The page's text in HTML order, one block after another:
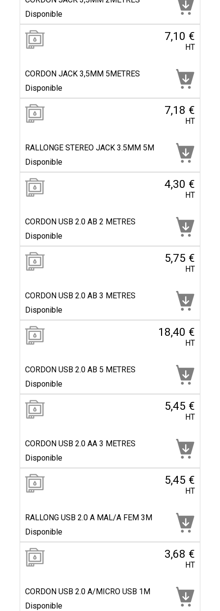
Disponible
7,10 €
HT
CORDON JACK 3,5MM 5METRES
Disponible
7,18 €
HT
RALLONGE STEREO JACK 3.5MM 5M
Disponible
4,30 €
HT
CORDON USB 2.0 AB 2 METRES
Disponible
5,75 €
HT
CORDON USB 2.0 AB 3 METRES
Disponible
18,40 €
HT
CORDON USB 2.0 AB 5 METRES
Disponible
5,45 €
HT
CORDON USB 2.0 AA 3 METRES
Disponible
5,45 €
HT
RALLONG USB 2.0 A MAL/A FEM 3M
Disponible
3,68 €
HT
CORDON USB 2.0 A/MICRO USB 1M
Disponible